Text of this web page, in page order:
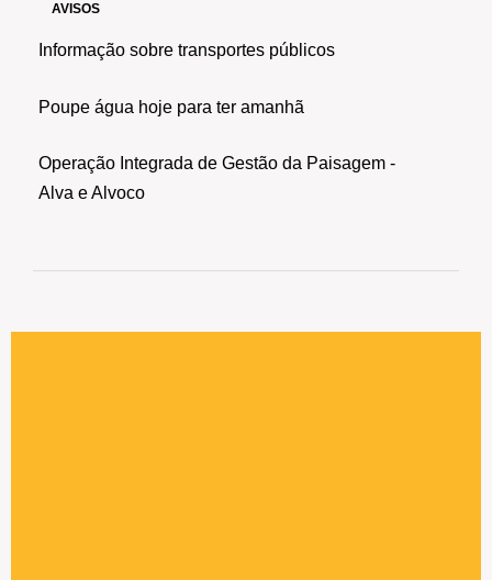
AVISOS
Informação sobre transportes públicos
Poupe água hoje para ter amanhã
Operação Integrada de Gestão da Paisagem -
Alva e Alvoco